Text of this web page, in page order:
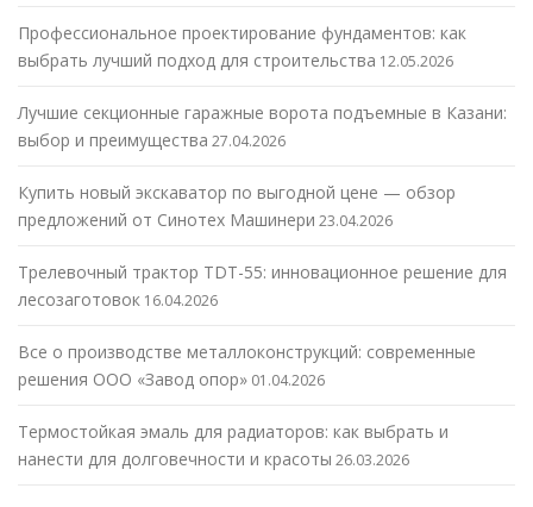
Профессиональное проектирование фундаментов: как
выбрать лучший подход для строительства 12.05.2026
Лучшие секционные гаражные ворота подъемные в Казани:
выбор и преимущества 27.04.2026
Купить новый экскаватор по выгодной цене — обзор
предложений от Синотех Машинери 23.04.2026
Трелевочный трактор TDT-55: инновационное решение для
лесозаготовок 16.04.2026
Все о производстве металлоконструкций: современные
решения ООО «Завод опор» 01.04.2026
Термостойкая эмаль для радиаторов: как выбрать и
нанести для долговечности и красоты 26.03.2026